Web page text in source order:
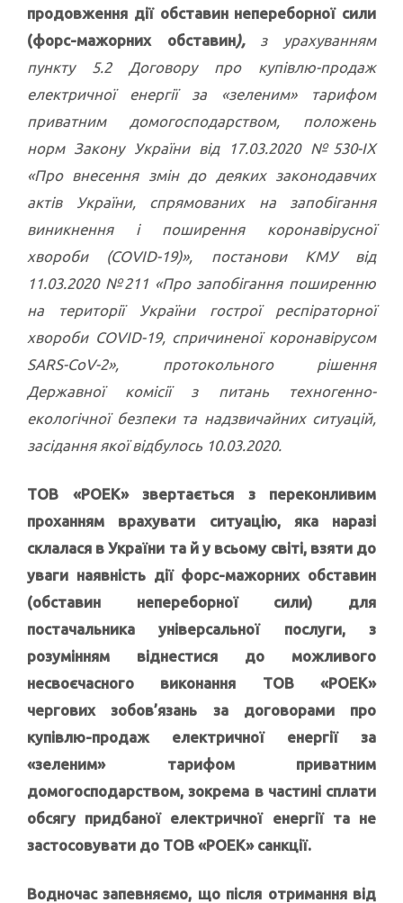
продовження дії обставин непереборної сили
(форс-мажорних обставин), з урахуванням
пункту 5.2 Договору про купівлю-продаж
електричної енергії за «зеленим» тарифом
приватним домогосподарством, положень
норм Закону України від 17.03.2020 №530-ІХ
«Про внесення змін до деяких законодавчих
актів України, спрямованих на запобігання
виникнення і поширення коронавірусної
хвороби (COVID-19)», постанови КМУ від
11.03.2020 №211 «Про запобігання поширенню
на території України гострої респіраторної
хвороби СOVID-19, спричиненої коронавірусом
SARS-CoV-2», протокольного рішення
Державної комісії з питань техногенно-
екологічної безпеки та надзвичайних ситуацій,
засідання якої відбулось 10.03.2020.
ТОВ «РОЕК» звертається з переконливим
проханням врахувати ситуацію, яка наразі
склалася в України та й у всьому світі, взяти до
уваги наявність дії форс-мажорних обставин
(обставин непереборної сили) для
постачальника універсальної послуги, з
розумінням віднестися до можливого
несвоєчасного виконання ТОВ «РОЕК»
чергових зобов’язань за договорами про
купівлю-продаж електричної енергії за
«зеленим» тарифом приватним
домогосподарством, зокрема в частині сплати
обсягу придбаної електричної енергії та не
застосовувати до ТОВ «РОЕК» санкції.
Водночас запевняємо, що після отримання від